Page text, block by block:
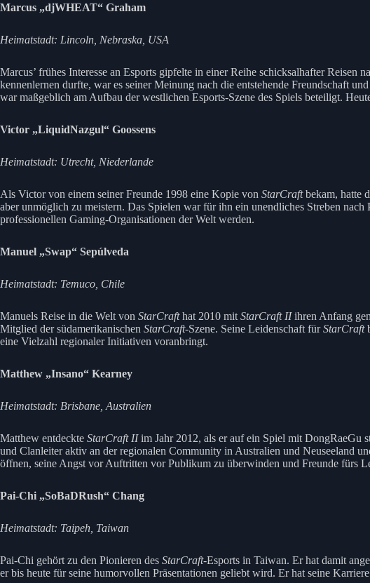
Marcus „djWHEAT“ Graham
Heimatstadt: Lincoln, Nebraska, USA
Marcus’ frühes Interesse an Esports gipfelte in einer Reihe schicksalhafter
kennenlernen durfte, war es seiner Meinung nach die entstehende Freundschaft
war maßgeblich am Aufbau der westlichen Esports-Szene des Spiels beteiligt.
Victor „LiquidNazgul“ Goossens
Heimatstadt: Utrecht, Niederlande
Als Victor von einem seiner Freunde 1998 eine Kopie von StarCraftbekam, hatte
aber unmöglich zu meistern. Das Spielen war für ihn ein unendliches Streben
professionellen Gaming-Organisationen der Welt werden.
Manuel „Swap“ Sepúlveda
Heimatstadt: Temuco, Chile
Manuels Reise in die Welt von StarCrafthat 2010 mit StarCraft IIihren Anfang
Mitglied der südamerikanischen StarCraft-Szene. Seine Leidenschaft fürStarCraft
eine Vielzahl regionaler Initiativen voranbringt.
Matthew „Insano“ Kearney
Heimatstadt: Brisbane, Australien
Matthew entdeckte StarCraft IIim Jahr 2012, als er auf ein Spiel mit DongRaeGu
und Clanleiter aktiv an der regionalen Community in Australien und Neuseeland
öffnen, seine Angst vor Auftritten vor Publikum zu überwinden und Freunde fürs
Pai-Chi „SoBaDRush“ Chang
Heimatstadt: Taipeh, Taiwan
Pai-Chi gehört zu den Pionieren des StarCraft-Esports in Taiwan. Er hat damit
er bis heute für seine humorvollen Präsentationen geliebt wird. Er hat seine